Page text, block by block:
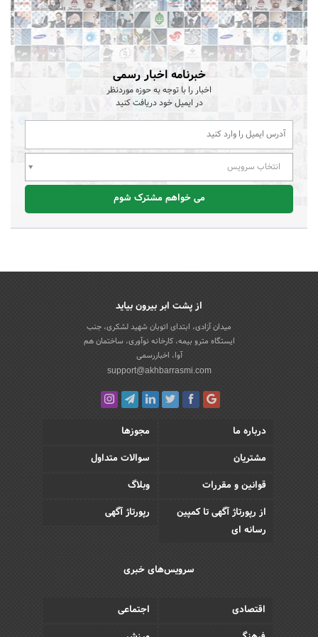
خبرنامه اخبار رسمی
اخبار را با توجه به حوزه موردنظر
در ایمیل خود دریافت کنید
انتخاب سرویس
می خواهم مشترک شوم
از پشت ابر بیرون بیاید
میدان آزادی، ابتدای اتوبان شهید لشکری، جنب
ایستگاه مترو بیمه، کارخانه نوآوری، ساختمان هم
آوا، اخباررسمی
support@akhbarrasmi.com
درباره ما
مجوزها
مشتریان
سوالات متداول
قوانین و مقررات
وبلاگ
از رپورتاژ آگهی تا کمپین
رسانه ای
رپورتاژ آگهی
سرویس‌های خبری
اقتصادی
اجتماعی